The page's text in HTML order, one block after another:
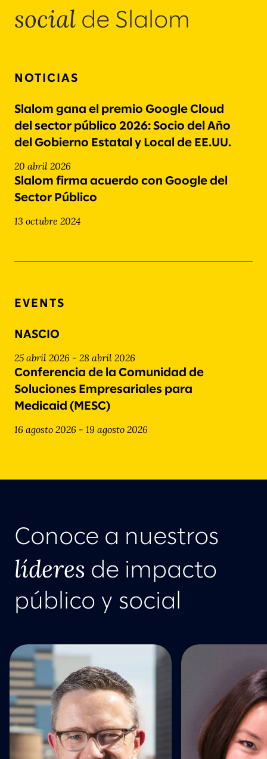
social de Slalom
NOTICIAS
Slalom gana el premio Google Cloud
del sector público 2026: Socio del Año
del Gobierno Estatal y Local de EE.UU.
20 abril 2026
Slalom firma acuerdo con Google del
Sector Público
13 octubre 2024
EVENTS
NASCIO
25 abril 2026 - 28 abril 2026
Conferencia de la Comunidad de
Soluciones Empresariales para
Medicaid (MESC)
16 agosto 2026 - 19 agosto 2026
Conoce a nuestros
líderes de impacto
público y social